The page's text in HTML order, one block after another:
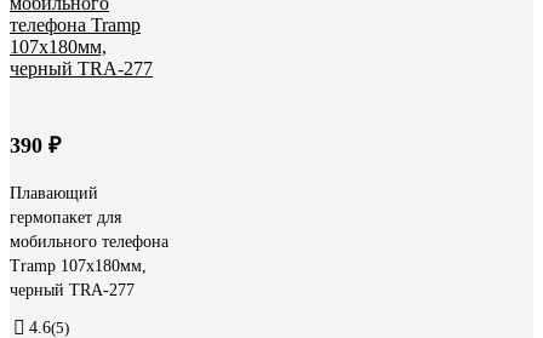
390 ₽
Плавающий
гермопакет для
мобильного телефона
Tramp 107х180мм,
черный TRA-277
4.6(5)